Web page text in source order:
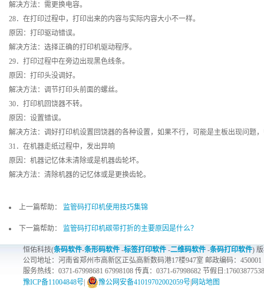
解决方法：需更换电容。
28．在打印过程中，打印出来的内容与实际内容大小不一样。
原因：打印驱动错误。
解决方法：选择正确的打印机驱动程序。
29．打印过程中在旁边出现黑色线条。
原因：打印头没调好。
解决方法：调节打印头前面的螺丝。
30．打印机回饶器不转。
原因：设置错误。
解决方法：调好打印机设置回饶器的各种设置，如果不行，可能是主板出现问题
31．在机器走纸过程中，发出异响
原因：机器记忆体未清除或是机器齿轮坏。
解决方法：清除机器的记忆体或是更换齿轮。
上一篇帮助： 监管码打印机使用技巧集锦
下一篇帮助： 监管码打印机碳带打折的主要原因是什么？
恒佑科技(条码软件-条形码软件 -标签打印软件 -二维码软件 -条码打印软件)
公司地址：河南省郑州市高新区正弘高新数码港17楼947室 邮政编码：450001
服务热线：0371-67998681 67998108 传真：0371-67998682 节假日:17603877538
豫ICP备11004848号
豫公网安备41019702002059号 网站地图